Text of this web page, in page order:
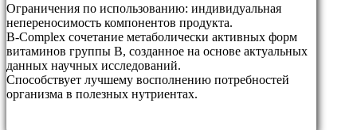
Ограничения по использованию: индивидуальная
непереносимость компонентов продукта.
B-Complex сочетание метаболически активных форм
витаминов группы В, созданное на основе актуальных
данных научных исследований.
Способствует лучшему восполнению потребностей
организма в полезных нутриентах.